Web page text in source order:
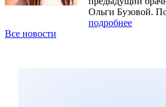
Ольги Бузовой.
подробнее
Все новости